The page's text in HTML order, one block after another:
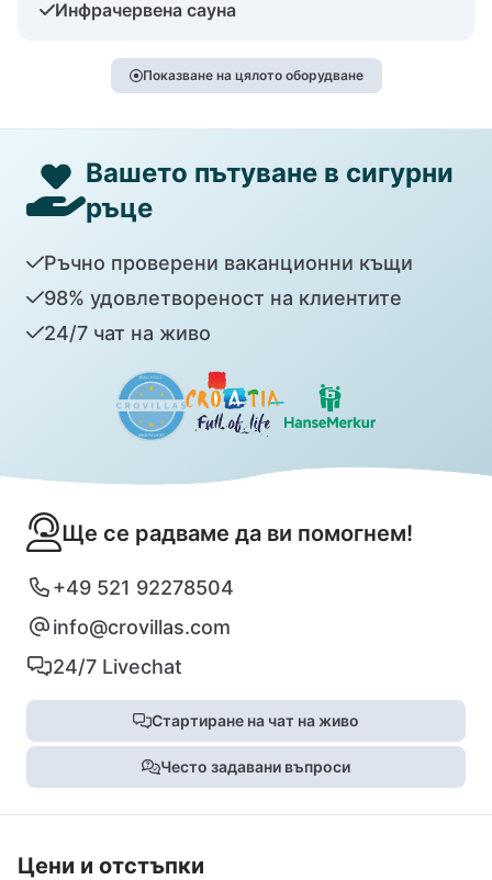
Инфрачервена сауна
Показване на цялото оборудване
Вашето пътуване в сигурни
ръце
Ръчно проверени ваканционни къщи
98% удовлетвореност на клиентите
24/7 чат на живо
Ще се радваме да ви помогнем!
+49 521 92278504
info@crovillas.com
24/7 Livechat
Стартиране на чат на живо
Често задавани въпроси
Цени и отстъпки